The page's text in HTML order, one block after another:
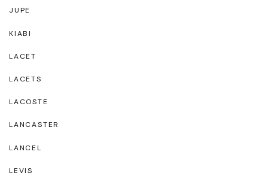
JUPE
KIABI
LACET
LACETS
LACOSTE
LANCASTER
LANCEL
LEVIS